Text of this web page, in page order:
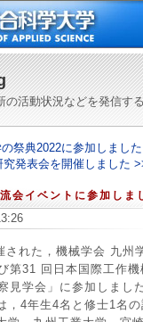
の活動状況などを発信す
祭典2022に参加しました
究発表会を開催しました
会イベントに参加しま
された，機械学会 九州
第31 回日本国際工作
見学会」に参加しまし
，4年生4名と修士1名の